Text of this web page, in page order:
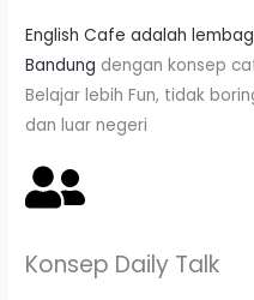
English Cafe adalah
Bandung dengan konsep
Belajar lebih Fun, tidak
dan luar negeri
Konsep Daily Talk